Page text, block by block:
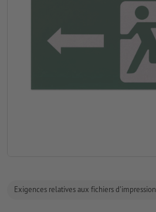
Exigences relatives aux fichiers d'impression